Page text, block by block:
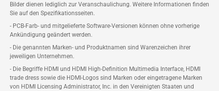
Bilder dienen lediglich zur Veranschaulichung. Weitere Informationen finden
Sie auf den Spezifikationsseiten.
- PCB-Farb- und mitgelieferte Software-Versionen können ohne vorherige
Ankündigung geändert werden.
- Die genannten Marken- und Produktnamen sind Warenzeichen ihrer
jeweiligen Unternehmen.
- Die Begriffe HDMI und HDMI High-Definition Multimedia Interface, HDMI
trade dress sowie die HDMI-Logos sind Marken oder eingetragene Marken
von HDMI Licensing Administrator, Inc. in den Vereinigten Staaten und